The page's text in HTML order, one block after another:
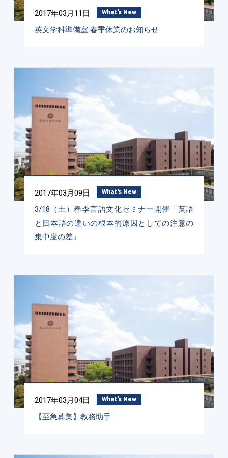
2017年03月11日 What's New
英文学科準備室 春季休業のお知らせ
2017年03月09日 What's New
3/18（土）春季言語文化セミナー開催「英語
と日本語の違いの根本的原因としての注意の
集中度の差」
2017年03月04日 What's New
【至急募集】教務助手